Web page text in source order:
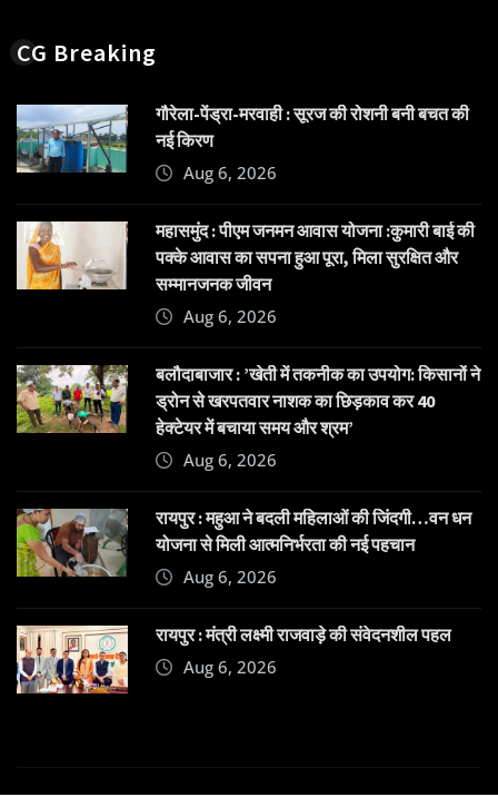
CG Breaking
गौरेला-पेंड्रा-मरवाही : सूरज की रोशनी बनी बचत की
नई किरण
Aug 6, 2026
महासमुंद : पीएम जनमन आवास योजना :कुमारी बाई की
पक्के आवास का सपना हुआ पूरा, मिला सुरक्षित और
सम्मानजनक जीवन
Aug 6, 2026
बलौदाबाजार : ’खेती में तकनीक का उपयोग: किसानों ने
ड्रोन से खरपतवार नाशक का छिड़काव कर 40
हेक्टेयर में बचाया समय और श्रम’
Aug 6, 2026
रायपुर : महुआ ने बदली महिलाओं की जिंदगी…वन धन
योजना से मिली आत्मनिर्भरता की नई पहचान
Aug 6, 2026
रायपुर : मंत्री लक्ष्मी राजवाड़े की संवेदनशील पहल
Aug 6, 2026